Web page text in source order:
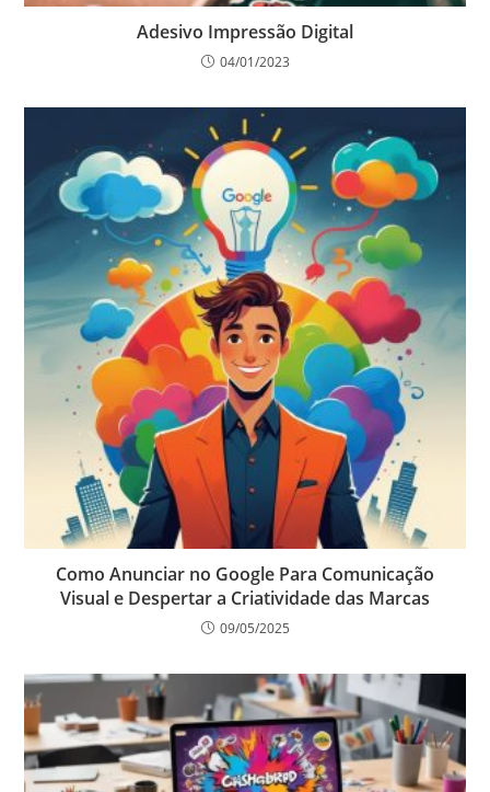
Adesivo Impressão Digital
04/01/2023
Como Anunciar no Google Para Comunicação
Visual e Despertar a Criatividade das Marcas
09/05/2025